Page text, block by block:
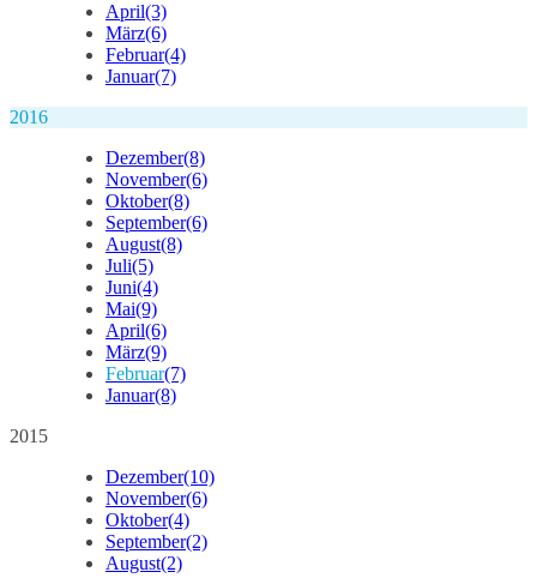
April(3)
März(6)
Februar(4)
Januar(7)
2016
Dezember(8)
November(6)
Oktober(8)
September(6)
August(8)
Juli(5)
Juni(4)
Mai(9)
April(6)
März(9)
Februar(7)
Januar(8)
2015
Dezember(10)
November(6)
Oktober(4)
September(2)
August(2)